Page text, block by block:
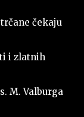
čekaju
i zlatnih
M. Valburga